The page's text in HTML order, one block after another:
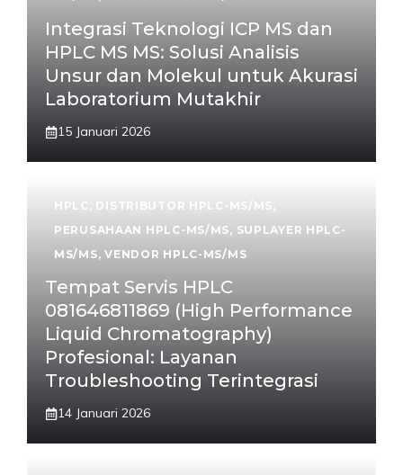
Integrasi Teknologi ICP MS dan
HPLC MS MS: Solusi Analisis
Unsur dan Molekul untuk Akurasi
Laboratorium Mutakhir
15 Januari 2026
HPLC , DISTRIBUTOR HPLC-MS/MS,
PERUSAHAAN HPLC-MS/MS, SUPLAYER HPLC-
MS/MS,VENDOR HPLC-MS/MS
Tempat Servis HPLC
081646811869 (High Performance
Liquid Chromatography)
Profesional: Layanan
Troubleshooting Terintegrasi
14 Januari 2026